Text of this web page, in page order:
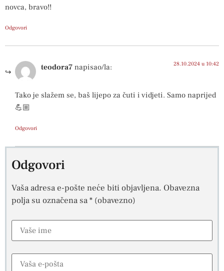
novca, bravo!!
Odgovori
teodora7 napisao/la: 28.10.2024 u 10:42
Tako je slažem se, baš lijepo za čuti i vidjeti. Samo naprijed
💪🏼
Odgovori
Odgovori
Vaša adresa e-pošte neće biti objavljena. Obavezna
polja su označena sa* (obavezno)